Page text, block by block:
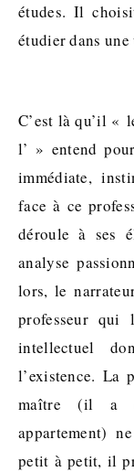
études. Il
étudier dans
C’est là qu’il «
l’ » entend
immédiate,
face à ce
déroule à ses
analyse
lors, le
professeur qui
intellectuel
l’existence. La
maître (il a
appartement)
petit à petit, il